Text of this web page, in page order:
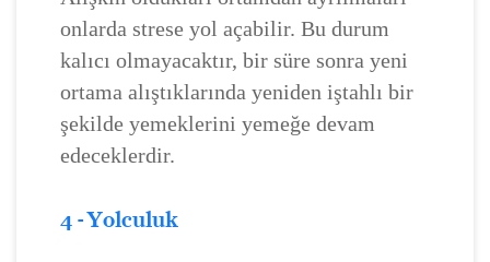
onlarda strese yol açabilir. Bu durum
kalıcı olmayacaktır, bir süre sonra yeni
ortama alıştıklarında yeniden iştahlı bir
şekilde yemeklerini yemeğe devam
edeceklerdir.
4 - Yolculuk